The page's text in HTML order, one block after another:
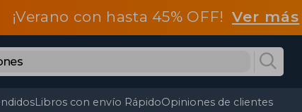
¡Verano con hasta 45% OFF!Ver más
Libros con envío RápidoOpiniones de clientes